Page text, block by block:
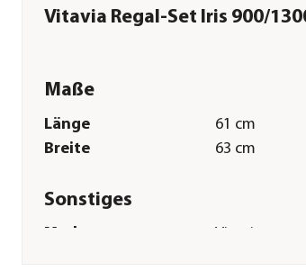
Vitavia Regal-Set Iris 900/
Maße
Länge
61 cm
Breite
63 cm
Sonstiges